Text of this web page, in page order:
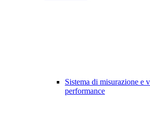
Sistema di misurazione e
performance